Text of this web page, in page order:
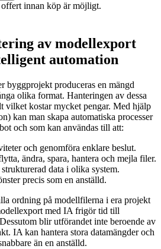
innan köp är möjligt.
av modellexport
automation
byggprojekt produceras en mängd
olika format. Hanteringen av dessa
vilket kostar mycket pengar. Med hjälp
kan man skapa automatiska processer
och som kan användas till att:
och genomföra enklare beslut.
ändra, spara, hantera och mejla filer.
data i olika system.
precis som en anställd.
ordning på modellfilerna i era projekt
med IA frigör tid till
blir utförandet inte beroende av
IA kan hantera stora datamängder och
än en anställd.